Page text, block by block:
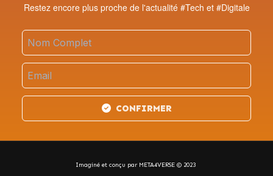
Restez encore plus proche de l'actualité #Tech et #Digitale
CONFIRMER
Imaginé et conçu par META4VERSE © 2023